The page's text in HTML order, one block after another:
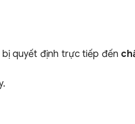
quyết định trực tiếp đến